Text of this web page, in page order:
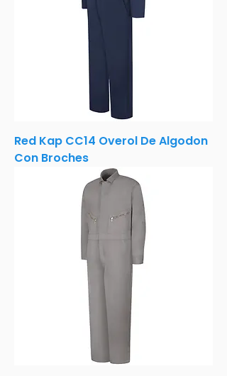
Red Kap CC14 Overol De Algodon
Con Broches